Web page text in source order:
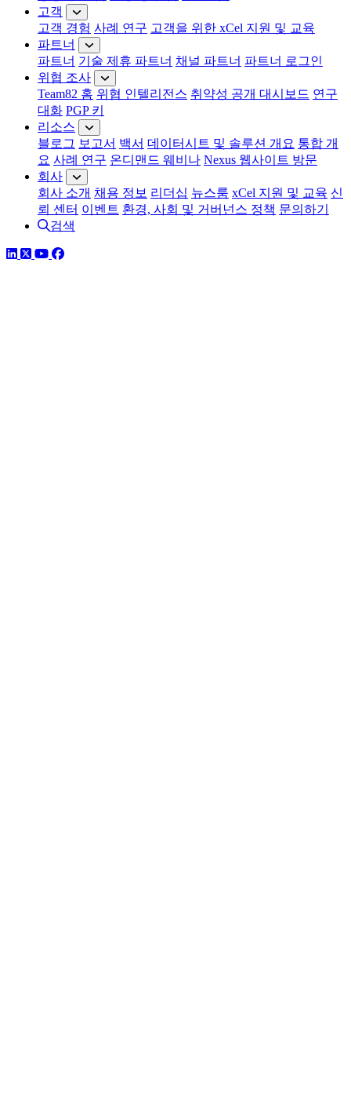
고객
고객 경험 사례 연구 고객을 위한 xCel 지원 및 교육
파트너
파트너 기술 제휴 파트너 채널 파트너 파트너 로그인
위협 조사
Team82 홈 위협 인텔리전스 취약성 공개 대시보드 연구
대화 PGP 키
리소스
블로그 보고서 백서 데이터시트 및 솔루션 개요 통합 개
요 사례 연구 온디맨드 웨비나 Nexus 웹사이트 방문
회사
회사 소개 채용 정보 리더십 뉴스룸 xCel 지원 및 교육 신
뢰 센터 이벤트 환경, 사회 및 거버넌스 정책 문의하기
검색
링크드인
트위터유튜브
페이스북